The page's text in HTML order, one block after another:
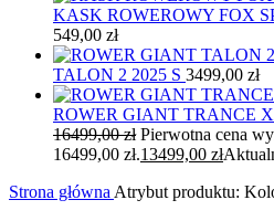
KASK ROWEROWY FOX
549,00 zł
TALON 2 2025 S 3499,00 zł
ROWER GIANT TRANCE
16499,00zł Pierwotna cena
16499,00 zł.13499,00 zł
Strona główna Atrybut produktu: